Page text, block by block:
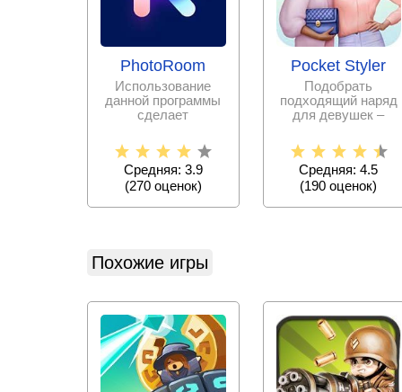
PhotoRoom
Использование
данной программы
сделает
фотографий
простым и
Средняя: 3.9
(270оценок)
Pocket Styler
Подобрать
подходящий наряд
для девушек –
непростое.
Испытайте свои
силы в
Средняя: 4.5
(190 оценок)
Похожие игры